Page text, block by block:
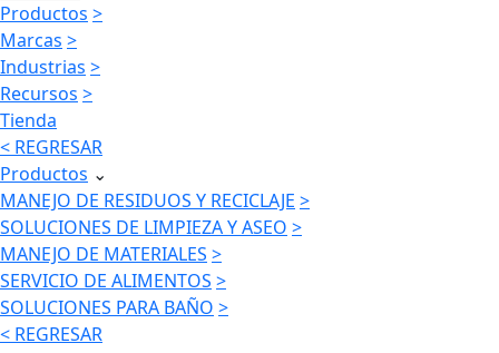
Productos >
Marcas >
Industrias >
Recursos >
Tienda
< REGRESAR
Productos ⌄
MANEJO DE RESIDUOS Y RECICLAJE >
SOLUCIONES DE LIMPIEZA Y ASEO >
MANEJO DE MATERIALES >
SERVICIO DE ALIMENTOS >
SOLUCIONES PARA BAÑO >
< REGRESAR